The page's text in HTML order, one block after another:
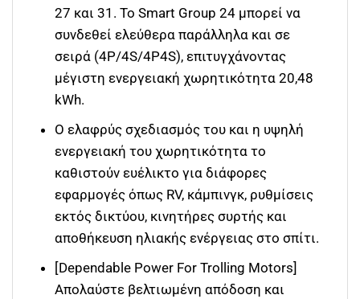
27 και 31. Το Smart Group 24 μπορεί να
συνδεθεί ελεύθερα παράλληλα και σε
σειρά (4P/4S/4P4S), επιτυγχάνοντας
μέγιστη ενεργειακή χωρητικότητα 20,48
kWh.
Ο ελαφρύς σχεδιασμός του και η υψηλή
ενεργειακή του χωρητικότητα το
καθιστούν ευέλικτο για διάφορες
εφαρμογές όπως RV, κάμπινγκ, ρυθμίσεις
εκτός δικτύου, κινητήρες συρτής και
αποθήκευση ηλιακής ενέργειας στο σπίτι.
[Dependable Power For Trolling Motors]
Απολαύστε βελτιωμένη απόδοση και